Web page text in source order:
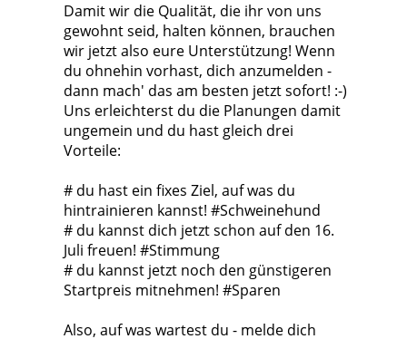
Damit wir die Qualität, die ihr von uns
gewohnt seid, halten können, brauchen
wir jetzt also eure Unterstützung! Wenn
du ohnehin vorhast, dich anzumelden -
dann mach' das am besten jetzt sofort! :-)
Uns erleichterst du die Planungen damit
ungemein und du hast gleich drei
Vorteile:
# du hast ein fixes Ziel, auf was du
hintrainieren kannst! #Schweinehund
# du kannst dich jetzt schon auf den 16.
Juli freuen! #Stimmung
# du kannst jetzt noch den günstigeren
Startpreis mitnehmen! #Sparen
Also, auf was wartest du - melde dich